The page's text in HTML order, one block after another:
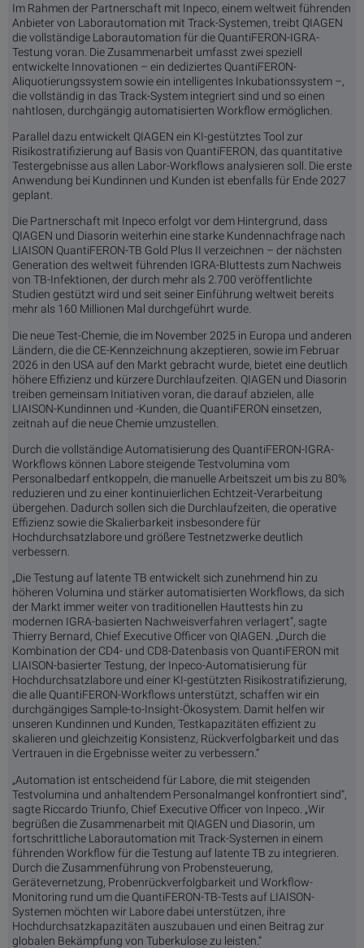
Im Rahmen der Partnerschaft mit Inpeco, einem weltweit führenden
Anbieter von Laborautomation mit Track-Systemen, treibt QIAGEN
die vollständige Laborautomation für die QuantiFERON-IGRA-
Testung voran. Die Zusammenarbeit umfasst zwei speziell
entwickelte Innovationen – ein dediziertes QuantiFERON-
Aliquotierungssystem sowie ein intelligentes Inkubationssystem –,
die vollständig in das Track-System integriert sind und so einen
nahtlosen, durchgängig automatisierten Workflow ermöglichen.
Parallel dazu entwickelt QIAGEN ein KI-gestütztes Tool zur
Risikostratifizierung auf Basis von QuantiFERON, das quantitative
Testergebnisse aus allen Labor-Workflows analysieren soll. Die erste
Anwendung bei Kundinnen und Kunden ist ebenfalls für Ende 2027
geplant.
Die Partnerschaft mit Inpeco erfolgt vor dem Hintergrund, dass
QIAGEN und Diasorin weiterhin eine starke Kundennachfrage nach
LIAISON QuantiFERON-TB Gold Plus II verzeichnen – der nächsten
Generation des weltweit führenden IGRA-Bluttests zum Nachweis
von TB-Infektionen, der durch mehr als 2.700 veröffentlichte
Studien gestützt wird und seit seiner Einführung weltweit bereits
mehr als 160 Millionen Mal durchgeführt wurde.
Die neue Test-Chemie, die im November 2025 in Europa und anderen
Ländern, die die CE-Kennzeichnung akzeptieren, sowie im Februar
2026 in den USA auf den Markt gebracht wurde, bietet eine deutlich
höhere Effizienz und kürzere Durchlaufzeiten. QIAGEN und Diasorin
treiben gemeinsam Initiativen voran, die darauf abzielen, alle
LIAISON-Kundinnen und -Kunden, die QuantiFERON einsetzen,
zeitnah auf die neue Chemie umzustellen.
Durch die vollständige Automatisierung des QuantiFERON-IGRA-
Workflows können Labore steigende Testvolumina vom
Personalbedarf entkoppeln, die manuelle Arbeitszeit um bis zu 80%
reduzieren und zu einer kontinuierlichen Echtzeit-Verarbeitung
übergehen. Dadurch sollen sich die Durchlaufzeiten, die operative
Effizienz sowie die Skalierbarkeit insbesondere für
Hochdurchsatzlabore und größere Testnetzwerke deutlich
verbessern.
„Die Testung auf latente TB entwickelt sich zunehmend hin zu
höheren Volumina und stärker automatisierten Workflows, da sich
der Markt immer weiter von traditionellen Hauttests hin zu
modernen IGRA-basierten Nachweisverfahren verlagert“, sagte
Thierry Bernard, Chief Executive Officer von QIAGEN. „Durch die
Kombination der CD4- und CD8-Datenbasis von QuantiFERON mit
LIAISON-basierter Testung, der Inpeco-Automatisierung für
Hochdurchsatzlabore und einer KI-gestützten Risikostratifizierung,
die alle QuantiFERON-Workflows unterstützt, schaffen wir ein
durchgängiges Sample-to-Insight-Ökosystem. Damit helfen wir
unseren Kundinnen und Kunden, Testkapazitäten effizient zu
skalieren und gleichzeitig Konsistenz, Rückverfolgbarkeit und das
Vertrauen in die Ergebnisse weiter zu verbessern.“
„Automation ist entscheidend für Labore, die mit steigenden
Testvolumina und anhaltendem Personalmangel konfrontiert sind“,
sagte Riccardo Triunfo, Chief Executive Officer von Inpeco. „Wir
begrüßen die Zusammenarbeit mit QIAGEN und Diasorin, um
fortschrittliche Laborautomation mit Track-Systemen in einem
führenden Workflow für die Testung auf latente TB zu integrieren.
Durch die Zusammenführung von Probensteuerung,
Gerätevernetzung, Probenrückverfolgbarkeit und Workflow-
Monitoring rund um die QuantiFERON-TB-Tests auf LIAISON-
Systemen möchten wir Labore dabei unterstützen, ihre
Hochdurchsatzkapazitäten auszubauen und einen Beitrag zur
globalen Bekämpfung von Tuberkulose zu leisten.“